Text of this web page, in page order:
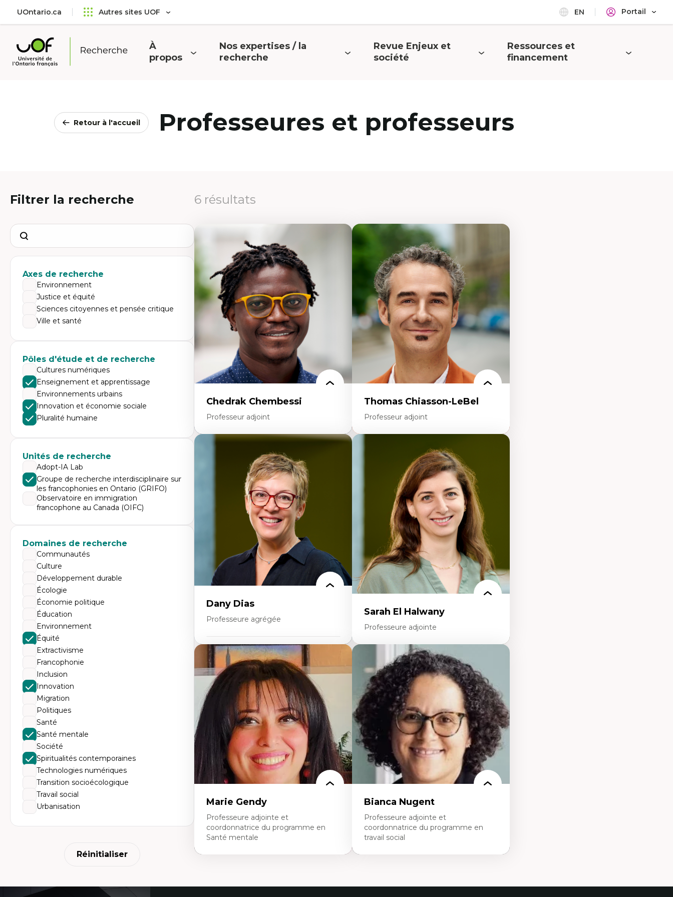
principal
UOntario.ca Autres sites UOF EN Portail
Université
Ouvrir
À
propos
Ouvrir
Nos expertises / la
recherche
Ouvrir
Revue Enjeux et
société
Ouvrir
Ressources et
financement
Retour à l'accueil Professeures et professeurs
Filtrer la recherche
Search
Axes de recherche
Environnement
Justice et équité
Sciences citoyennes et pensée critique
Ville et santé
Pôles d'étude et de recherche
Cultures numériques
Enseignement et apprentissage
Environnements urbains
Innovation et économie sociale
Pluralité humaine
Unités de recherche
Adopt-IA Lab
Groupe de recherche interdisciplinaire sur
les francophonies en Ontario (GRIFO)
Observatoire en immigration
francophone au Canada (OIFC)
Domaines de recherche
Communautés
Culture
Développement durable
Écologie
Économie politique
Éducation
Environnement
Équité
Extractivisme
Francophonie
Inclusion
Innovation
Migration
Politiques
Santé
Santé mentale
Société
Spiritualités contemporaines
Technologies numériques
Transition socioécologique
Travail social
Urbanisation
Réinitialiser
6 résultats
Chedrak Chembessi
Professeur adjoint
Économie circulaire
Modèles d’affaires durables
Histoire des faits économiques
Gestion durable des ressources naturelles
Écologie industrielle
Aménagement durable du territoire
Développement régional
Coopératives
Télétravail en milieu rural francophone
Transition socio-écologique
Thomas Chiasson-LeBel
Professeur adjoint
Théories du développement
Économie politique comparée
Élites économiques
Sociologie économique
Extractivisme
Classes sociales
Mouvements sociaux
Théories de l’État
Dany Dias
Professeure agrégée
Expertises
Pédagogies critiques et justice sociale
Éthique relationnelle et sollicitude en
éducation
Décolonisation et autochtonisation de la
formation à l’enseignement
Littératie et didactique du français
Éducation inclusive
Formation à l’enseignement en contexte
francophone minoritaire
Identité linguistique et culturelle
Recherche-action et approches
participatives
Leadership éducatif et pratiques réflexives
Éducation durable et bien-être en
enseignement
Sarah El Halwany
Professeure adjointe
Expertises
Les apports pédagogiques des théories de
l'affect, du posthumanisme, du féminisme
dans l'éducation aux sciences
L'apprentissage des sciences/STIM dans une
perspective socioécologique de care
L’insertion professionnelle des
enseignant.e.s
Marie Gendy
Professeure adjointe et
coordonnatrice du programme en
Santé mentale
Bianca Nugent
Professeure adjointe et
coordonnatrice du programme en
travail social